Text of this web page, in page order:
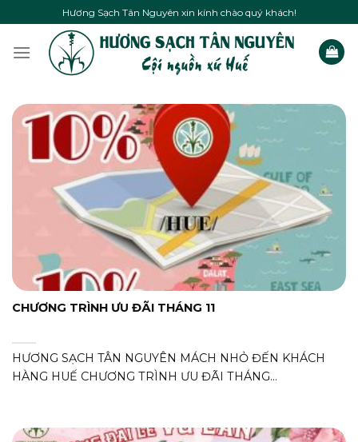
to
content
Hương Sạch Tân Nguyên xin kính chào quý khách!
CHƯƠNG TRÌNH ƯU ĐÃI THÁNG 11
HƯƠNG SẠCH TÂN NGUYÊN MÁCH NHỎ ĐẾN KHÁCH
HÀNG HUẾ CHƯƠNG TRÌNH ƯU ĐÃI THÁNG...